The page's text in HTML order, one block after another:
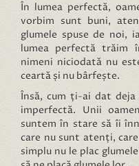
În lumea perfectă,
vorbim sunt buni,
glumele spuse de noi,
lumea perfectă trăim
nimeni niciodată nu
ceartă și nu bârfește.
Însă, cum ți-ai dat
imperfectă. Unii
suntem în stare să îi
care nu sunt atenți,
simplu nu le plac